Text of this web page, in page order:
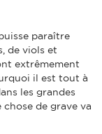
paraître
de viols et
extrêmement
il est tout à
les grandes
de grave va